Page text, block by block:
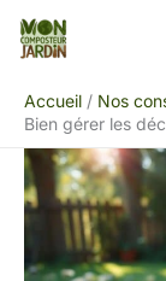
Aller
Accueil
Nos
Bien gérer les
Rechercher